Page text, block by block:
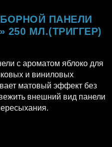
ПАНЕЛИ
МЛ.(ТРИГГЕР)
с ароматом яблоко для
и виниловых
матовый эффект без
внешний вид панели